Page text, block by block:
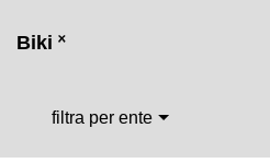
Biki ˟
filtra per ente